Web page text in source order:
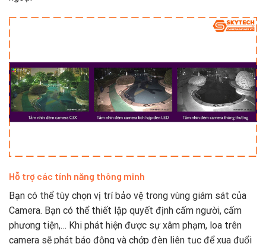
Hỗ trợ các tính năng thông minh
Bạn có thể tùy chọn vị trí bảo vệ trong vùng giám sát của
Camera. Bạn có thể thiết lập quyết định cấm người, cấm
phương tiện,… Khi phát hiện được sự xâm phạm, loa trên
camera sẽ phát báo động và chớp đèn liên tục để xua đuổi